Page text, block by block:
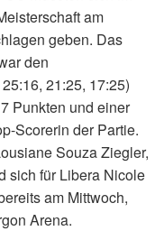
am
geben. Das
den
21:25, 17:25)
Punkten und einer
Scorerin der Partie.
Souza Ziegler,
sich für Libera Nicole
am Mittwoch,
Arena.